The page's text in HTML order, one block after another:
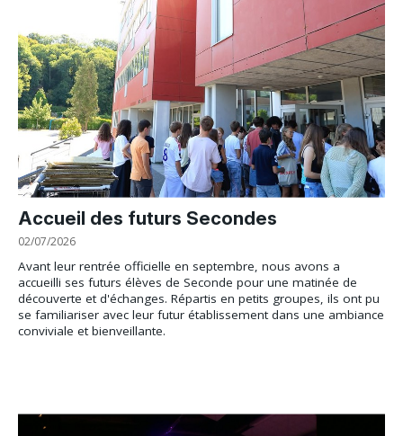
Accueil des futurs Secondes
02/07/2026
Avant leur rentrée officielle en septembre, nous avons a
accueilli ses futurs élèves de Seconde pour une matinée de
découverte et d'échanges. Répartis en petits groupes, ils ont pu
se familiariser avec leur futur établissement dans une ambiance
conviviale et bienveillante.